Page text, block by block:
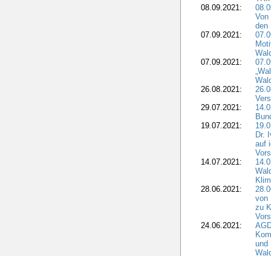
08.09.2021:
den
07.09.2021:
07.09.2021:
26.08.2021:
29.07.2021:
19.07.2021:
Dr.
auf
14.07.2021:
28.06.2021:
von
zu
24.06.2021:
und